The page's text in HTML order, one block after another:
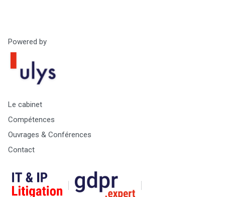
Powered by
Le cabinet
Compétences
Ouvrages & Conférences
Contact